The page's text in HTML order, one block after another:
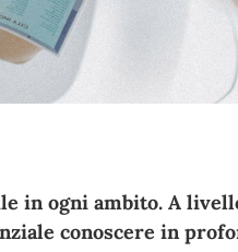
in ogni ambito. A
conoscere in